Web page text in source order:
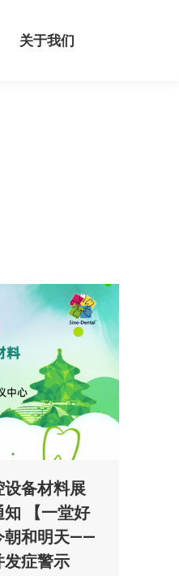
关于我们
备材料展
【一堂好
朝和明天——
发症警示